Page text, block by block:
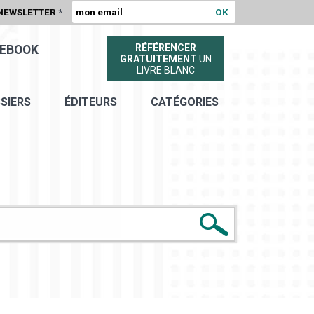
*
EBOOK
RÉFÉRENCER
GRATUITEMENT UN
LIVRE BLANC
ÉDITEURS CATÉGORIES